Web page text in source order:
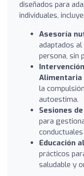
diseñados para
individuales,
Asesoría
adaptados
persona, sin
Alimentaria
la
autoestima.
Sesiones
para
Educación
prácticos
saludable y